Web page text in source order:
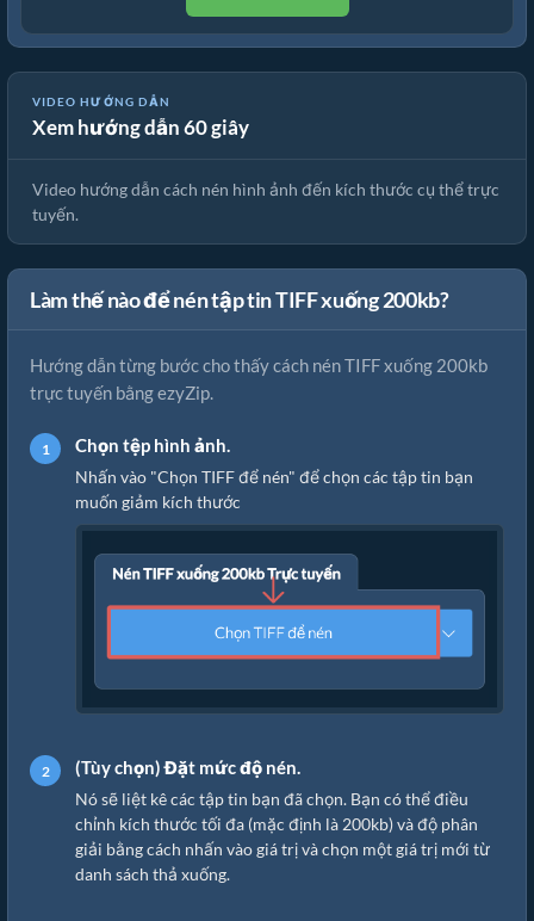
VIDEO HƯỚNG DẪN
Xem hướng dẫn 60 giây
🖼 Cách Nén Hình Ảnh Đến Kích Thước Cụ Thể Trực Tuyến Miễn
Video hướng dẫn cách nén hình ảnh đến kích thước cụ thể trực
tuyến.
Làm thế nào để nén tập tin TIFF xuống 200kb?
Hướng dẫn từng bước cho thấy cách nén TIFF xuống 200kb
trực tuyến bằng ezyZip.
Chọn tệp hình ảnh.
Nhấn vào "Chọn TIFF để nén" để chọn các tập tin bạn
muốn giảm kích thước
(Tùy chọn) Đặt mức độ nén.
Nó sẽ liệt kê các tập tin bạn đã chọn. Bạn có thể điều
chỉnh kích thước tối đa (mặc định là 200kb) và độ phân
giải bằng cách nhấn vào giá trị và chọn một giá trị mới từ
danh sách thả xuống.